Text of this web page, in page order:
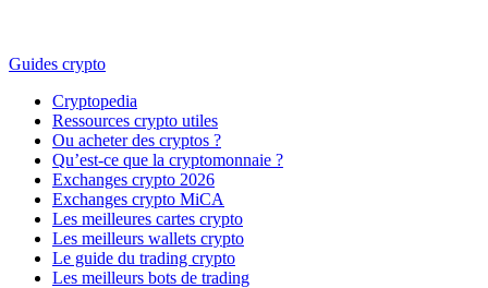
Guides crypto
Cryptopedia
Ressources crypto utiles
Ou acheter des cryptos ?
Qu’est-ce que la cryptomonnaie ?
Exchanges crypto 2026
Exchanges crypto MiCA
Les meilleures cartes crypto
Les meilleurs wallets crypto
Le guide du trading crypto
Les meilleurs bots de trading